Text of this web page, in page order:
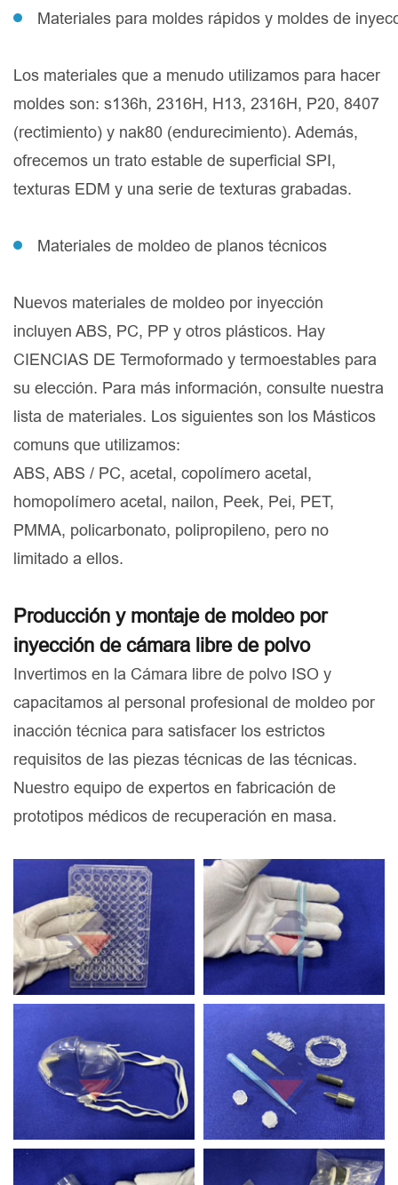
Materiales para moldes rápidos y moldes de
Los materiales que a menudo utilizamos para hacer
moldes son: s136h, 2316H, H13, 2316H, P20, 8407
(rectimiento) y nak80 (endurecimiento). Además,
ofrecemos un trato estable de superficial SPI,
texturas EDM y una serie de texturas grabadas.
Materiales de moldeo de planos técnicos
Nuevos materiales de moldeo por inyección
incluyen ABS, PC, PP y otros plásticos. Hay
CIENCIAS DE Termoformado y termoestables para
su elección. Para más información, consulte nuestra
lista de materiales. Los siguientes son los Másticos
comuns que utilizamos:
ABS, ABS / PC, acetal, copolímero acetal,
homopolímero acetal, nailon, Peek, Pei, PET,
PMMA, policarbonato, polipropileno, pero no
limitado a ellos.
Producción y montaje de moldeo por
inyección de cámara libre de polvo
Invertimos en la Cámara libre de polvo ISO y
capacitamos al personal profesional de moldeo por
inacción técnica para satisfacer los estrictos
requisitos de las piezas técnicas de las técnicas.
Nuestro equipo de expertos en fabricación de
prototipos médicos de recuperación en masa.